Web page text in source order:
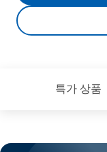
특가 상품